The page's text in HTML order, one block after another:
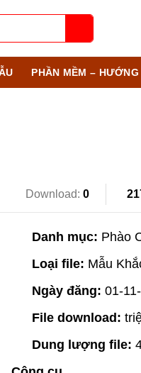
PHẦN MỀM – HƯỚNG
Download: 0
Danh mục:Phào
Loại file: Mẫu
Ngày đăng:01-11-
File download:
Dung lượng file: